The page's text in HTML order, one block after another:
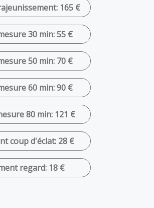
165 €
30 min: 55 €
50 min: 70 €
60 min: 90 €
80 min: 121 €
coup d'éclat: 28 €
regard: 18 €